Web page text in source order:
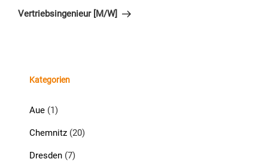
Beitrag
Vertriebsingenieur [M/W]
Kategorien
Aue(1)
Chemnitz(20)
Dresden(7)